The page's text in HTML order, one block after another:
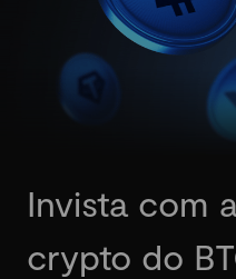
Invista com
crypto do